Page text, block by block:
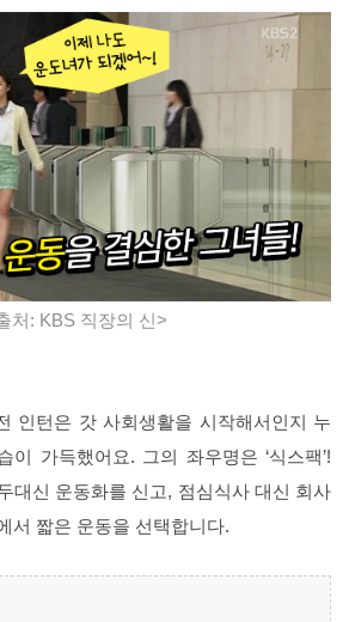
처: KBS 직장의 신>
인턴은 갓 사회생활을 시작해서인지 누
이 가득했어요. 그의 좌우명은 ‘식스팩’!
대신 운동화를 신고, 점심식사 대신 회사
서 짧은 운동을 선택합니다.